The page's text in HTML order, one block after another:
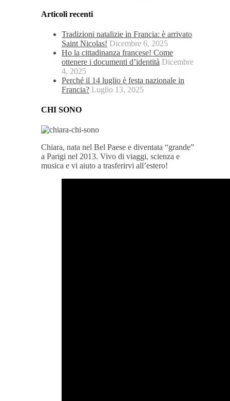
Articoli recenti
Tradizioni natalizie in Francia: è arrivato
Saint Nicolas! Dicembre 6, 2025
Ho la cittadinanza francese! Come
ottenere i documenti d’identità Dicembre
4, 2025
Perché il 14 luglio è festa nazionale in
Francia? Luglio 13, 2025
CHI SONO
Chiara, nata nel Bel Paese e diventata “grande”
a Parigi nel 2013. Vivo di viaggi, scienza e
musica e vi aiuto a trasferirvi all’estero!